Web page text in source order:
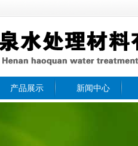
产品展示 新闻中心